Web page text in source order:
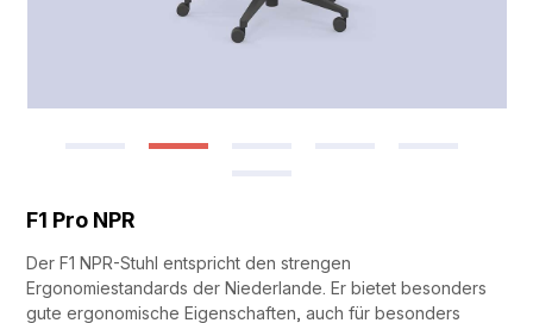
F1 Pro NPR
Der F1 NPR-Stuhl entspricht den strengen
Ergonomiestandards der Niederlande. Er bietet besonders
gute ergonomische Eigenschaften, auch für besonders